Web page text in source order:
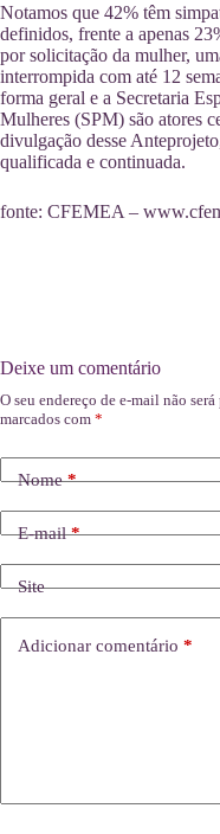
Notamos que 42% têm
definidos, frente a apenas
por solicitação da mulher,
interrompida com até 12
forma geral e a Secretaria
Mulheres (SPM) são atores
divulgação desse
qualificada e continuada.
fonte: CFEMEA –
Deixe um comentário
O seu endereço de e-mail não
marcados com *
Nome*
E-mail*
Site
Adicionar comentário *